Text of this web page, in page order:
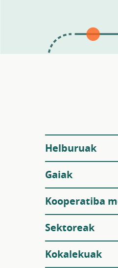
Helburuak
Gaiak
Kooperatiba
Sektoreak
Kokalekuak